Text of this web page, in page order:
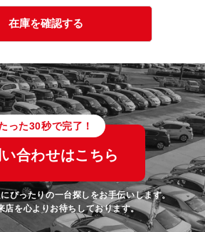
った30秒で完了！
合わせはこちら
ぴったりの一台探しをお手伝いします。
店を心よりお待ちしております。